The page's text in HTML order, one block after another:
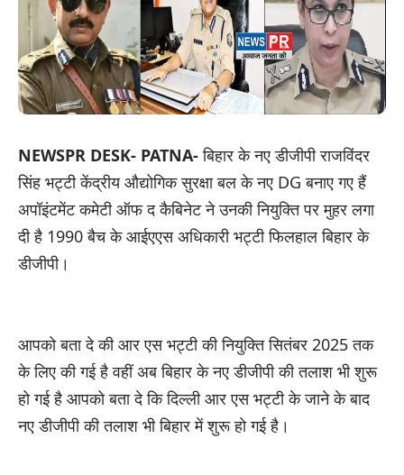
NEWSPR DESK- PATNA-बिहार के नए डीजीपी राजविंदर
सिंह भट्टी केंद्रीय औद्योगिक सुरक्षा बल के नए DG बनाए गए हैं
अपॉइंटमेंट कमेटी ऑफ द कैबिनेट ने उनकी नियुक्ति पर मुहर लगा
दी है 1990 बैच के आईएएस अधिकारी भट्टी फिलहाल बिहार के
डीजीपी।
आपको बता दे की आर एस भट्टी की नियुक्ति सितंबर 2025 तक
के लिए की गई है वहीं अब बिहार के नए डीजीपी की तलाश भी शुरू
हो गई है आपको बता दे कि दिल्ली आर एस भट्टी के जाने के बाद
नए डीजीपी की तलाश भी बिहार में शुरू हो गई है।